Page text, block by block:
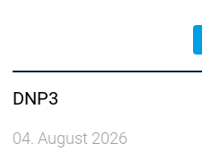
DNP3
04. August 2026